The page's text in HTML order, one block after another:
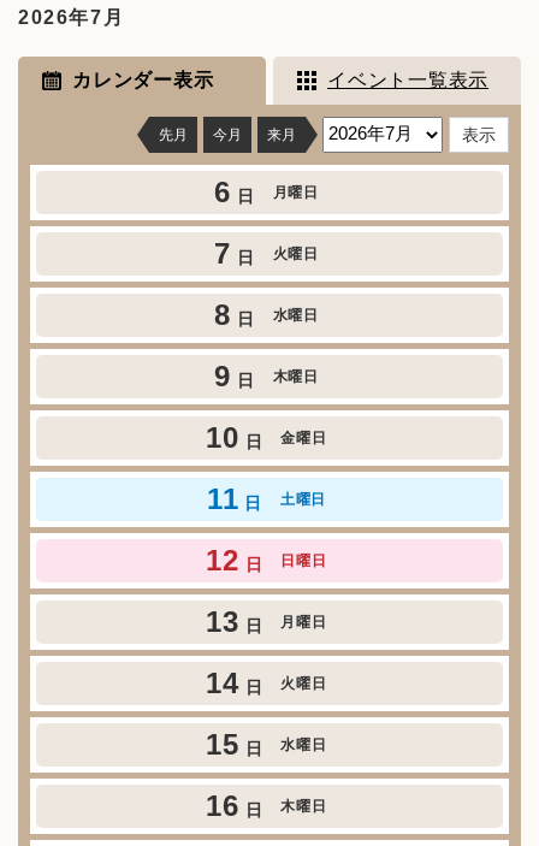
2026年7月
カレンダー表示 イベント一覧表示
先月 今月 来月
6 日 月曜日
7 日 火曜日
8 日 水曜日
9 日 木曜日
10 日 金曜日
11 日 土曜日
12 日 日曜日
13 日 月曜日
14 日 火曜日
15 日 水曜日
16 日 木曜日